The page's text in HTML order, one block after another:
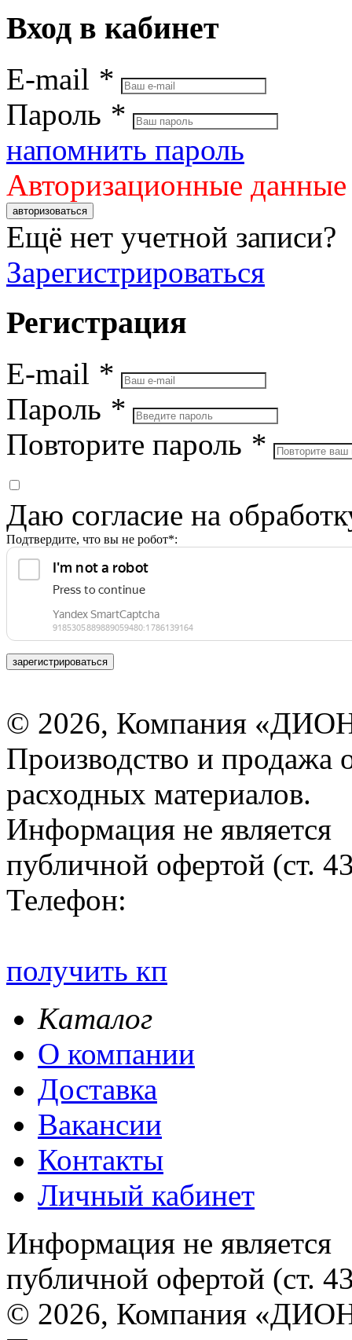
Вход в кабинет
E-mail *
Пароль *
напомнить пароль
Авторизационные
авторизоваться
Ещё нет учетной записи?
Зарегистрироваться
Регистрация
E-mail *
Пароль *
Повторите пароль *
Даю согласие на
Подтвердите, что вы не робот*:
зарегистрироваться
© 2026, Компания
Производство и продажа
расходных материалов.
Информация не является
публичной офертой (ст.
Телефон:
получить кп
Каталог
О компании
Доставка
Вакансии
Контакты
Личный кабинет
Информация не является
публичной офертой (ст.
© 2026, Компания